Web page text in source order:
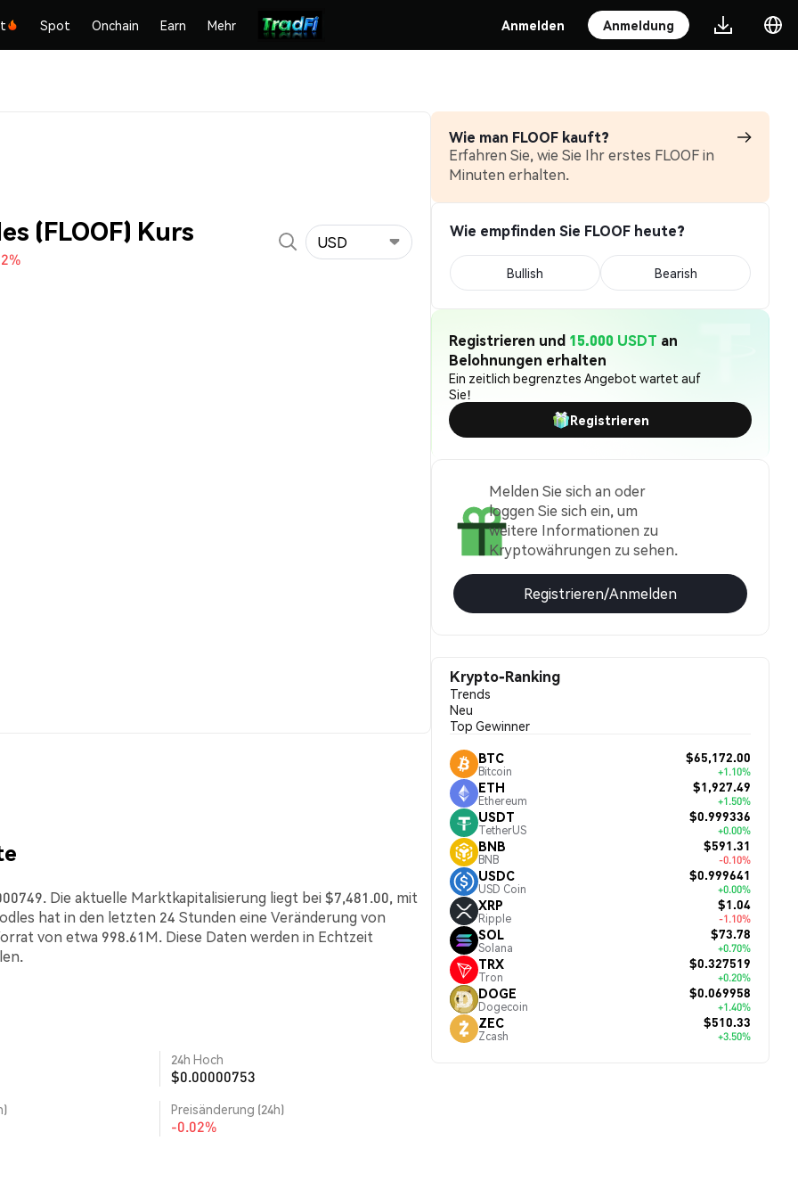
Spot Onchain Earn Mehr Anmelden Anmeldung
(FLOOF) Kurs USD
Die aktuelle Marktkapitalisierung liegt bei $7,481.00, mit
hat in den letzten 24 Stunden eine Veränderung von
von etwa 998.61M. Diese Daten werden in Echtzeit
24h Hoch
$0.00000753
Preisänderung (24h)
-0.02%
Wie man FLOOF kauft?
Erfahren Sie, wie Sie Ihr erstes FLOOF in
Minuten erhalten.
Wie empfinden Sie FLOOF heute?
Bullish Bearish
Registrieren und 15.000 USDT an
Belohnungen erhalten
Ein zeitlich begrenztes Angebot wartet auf
Sie!
Registrieren
Melden Sie sich an oder
loggen Sie sich ein, um
weitere Informationen zu
Kryptowährungen zu sehen.
Registrieren/Anmelden
Krypto-Ranking
Trends
Neu
Top Gewinner
BTC
Bitcoin
$65,172.00
+1.10%
ETH
Ethereum
$1,927.49
+1.50%
USDT
TetherUS
$0.999336
+0.00%
BNB
BNB
$591.31
-0.10%
USDC
USD Coin
$0.999641
+0.00%
XRP
Ripple
$1.04
-1.10%
SOL
Solana
$73.78
+0.70%
TRX
Tron
$0.327519
+0.20%
DOGE
Dogecoin
$0.069958
+1.40%
ZEC
Zcash
$510.33
+3.50%